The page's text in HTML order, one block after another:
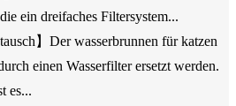
ein dreifaches Filtersystem...
】Der wasserbrunnen für katzen
einen Wasserfilter ersetzt werden.
es...